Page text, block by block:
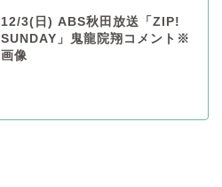
12/3(日) ABS秋田放送「ZIP!
SUNDAY」鬼龍院翔コメント※
画像